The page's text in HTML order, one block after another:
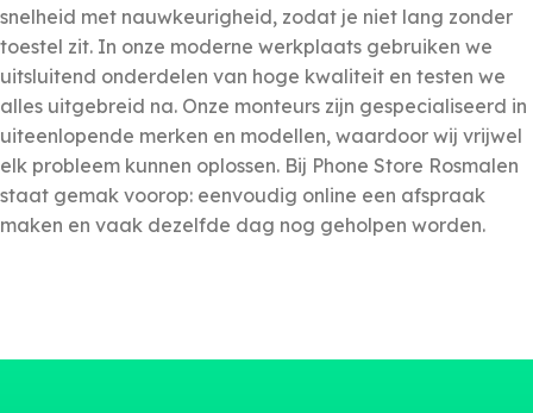
snelheid met nauwkeurigheid, zodat je niet lang zonder
toestel zit. In onze moderne werkplaats gebruiken we
uitsluitend onderdelen van hoge kwaliteit en testen we
alles uitgebreid na. Onze monteurs zijn gespecialiseerd in
uiteenlopende merken en modellen, waardoor wij vrijwel
elk probleem kunnen oplossen. Bij Phone Store Rosmalen
staat gemak voorop: eenvoudig online een afspraak
maken en vaak dezelfde dag nog geholpen worden.